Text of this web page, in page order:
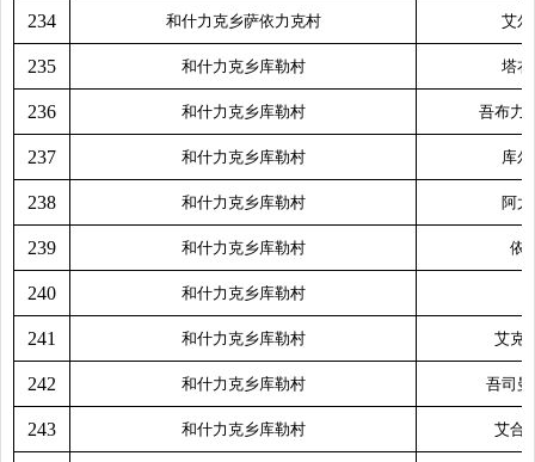
234 和什力克乡萨依力克村 艾尔
235 和什力克乡库勒村 塔衣
236 和什力克乡库勒村 吾布力
237 和什力克乡库勒村 库
238 和什力克乡库勒村 阿尤
239 和什力克乡库勒村 依
240 和什力克乡库勒村
241 和什力克乡库勒村 艾克
242 和什力克乡库勒村 吾司曼
243 和什力克乡库勒村 艾合